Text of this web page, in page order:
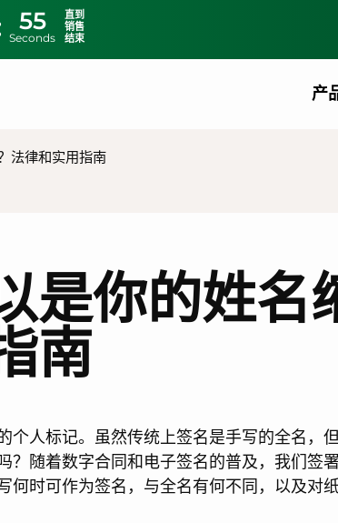
54
Seconds
直到
销售
结束
产
法律和实用指南
是你的姓名
南
个人标记。虽然传统上签名是手写的全名，
？随着数字合同和电子签名的普及，我们签
何时可作为签名，与全名有何不同，以及对